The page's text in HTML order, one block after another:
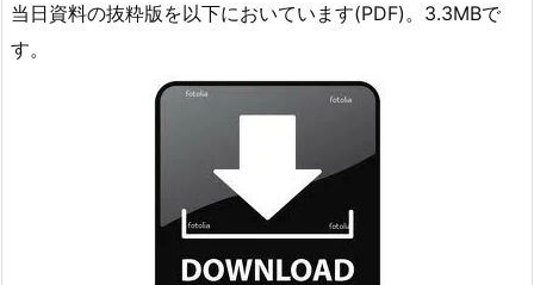
当日資料の抜粋版を以下においています(PDF)。3.3MBで
す。